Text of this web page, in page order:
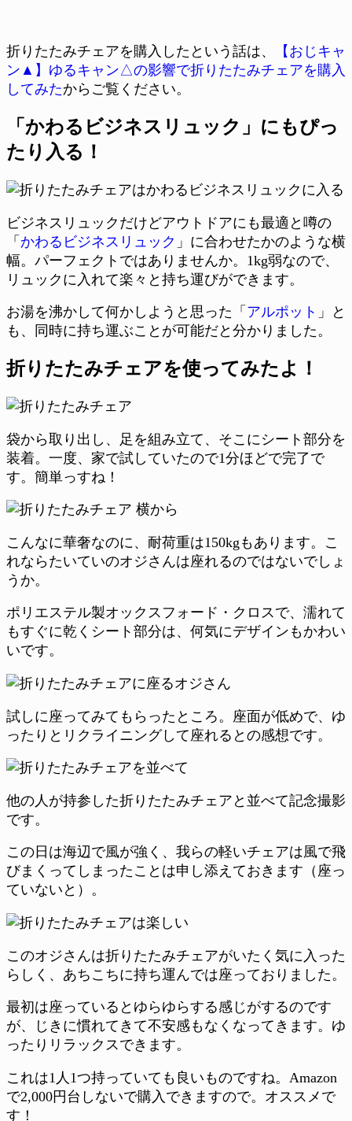
折りたたみチェアを購入したという話は、
【おじキャ
ン▲】ゆるキャン△の影響で折りたたみチェアを購入
してみたからご覧ください。
「かわるビジネスリュック」にもぴっ
たり入る！
ビジネスリュックだけどアウトドアにも最適と噂の
「 かわるビジネスリュック 」に合わせたかのような横
幅。パーフェクトではありませんか。1kg弱なので、
リュックに入れて楽々と持ち運びができます。
お湯を沸かして何かしようと思った「 アルポット 」と
も、同時に持ち運ぶことが可能だと分かりました。
折りたたみチェアを使ってみたよ！
袋から取り出し、足を組み立て、そこにシート部分を
装着。一度、家で試していたので1分ほどで完了で
す。簡単っすね！
こんなに華奢なのに、耐荷重は150kgもあります。こ
れならたいていのオジさんは座れるのではないでしょ
うか。
ポリエステル製オックスフォード・クロスで、濡れて
もすぐに乾くシート部分は、何気にデザインもかわい
いです。
試しに座ってみてもらったところ。座面が低めで、ゆ
ったりとリクライニングして座れるとの感想です。
他の人が持参した折りたたみチェアと並べて記念撮影
です。
この日は海辺で風が強く、我らの軽いチェアは風で飛
びまくってしまったことは申し添えておきます（座っ
ていないと）。
このオジさんは折りたたみチェアがいたく気に入った
らしく、あちこちに持ち運んでは座っておりました。
最初は座っているとゆらゆらする感じがするのです
が、じきに慣れてきて不安感もなくなってきます。ゆ
ったりリラックスできます。
これは1人1つ持っていても良いものですね。Amazon
で2,000円台しないで購入できますので。オススメで
す！